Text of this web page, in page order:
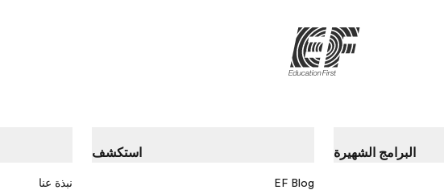
البرامج الشهيرة استكشف
EF Blog نبذة عنا